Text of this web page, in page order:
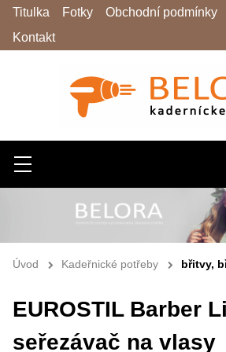
Hledat
Menu
Titulka Fotky Obchodní podmínky
Kontakt
Úvod Kadeřnické potřeby břitvy,
EUROSTIL Barber
seřezávač na vlasy